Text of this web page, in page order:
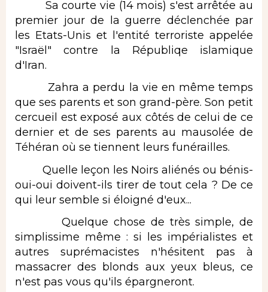
Sa courte vie (14 mois) s'est arrêtée au
premier jour de la guerre déclenchée par
les Etats-Unis et l'entité terroriste appelée
"Israël" contre la Républiqe islamique
d'Iran.
Zahra a perdu la vie en même temps
que ses parents et son grand-père. Son petit
cercueil est exposé aux côtés de celui de ce
dernier et de ses parents au mausolée de
Téhéran où se tiennent leurs funérailles.
Quelle leçon les Noirs aliénés ou bénis-
oui-oui doivent-ils tirer de tout cela ? De ce
qui leur semble si éloigné d'eux...
Quelque chose de très simple, de
simplissime même : si les impérialistes et
autres suprémacistes n'hésitent pas à
massacrer des blonds aux yeux bleus, ce
n'est pas vous qu'ils épargneront.